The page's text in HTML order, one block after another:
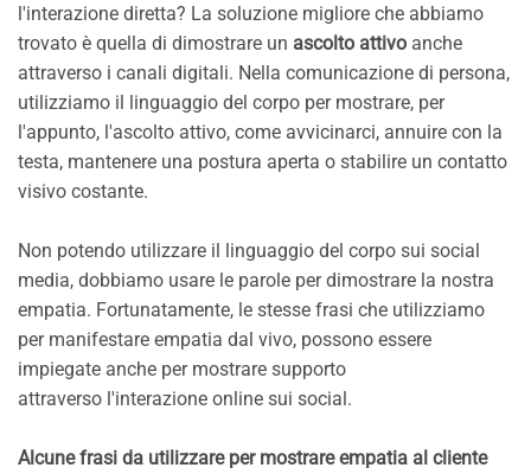
l'interazione diretta? La soluzione migliore che abbiamo
trovato è quella di dimostrare un ascolto attivo anche
attraverso i canali digitali. Nella comunicazione di persona,
utilizziamo il linguaggio del corpo per mostrare, per
l'appunto, l'ascolto attivo, come avvicinarci, annuire con la
testa, mantenere una postura aperta o stabilire un contatto
visivo costante.
Non potendo utilizzare il linguaggio del corpo sui social
media, dobbiamo usare le parole per dimostrare la nostra
empatia. Fortunatamente, le stesse frasi che utilizziamo
per manifestare empatia dal vivo, possono essere
impiegate anche per mostrare supporto
attraverso l'interazione online sui social.
Alcune frasi da utilizzare per mostrare empatia al cliente